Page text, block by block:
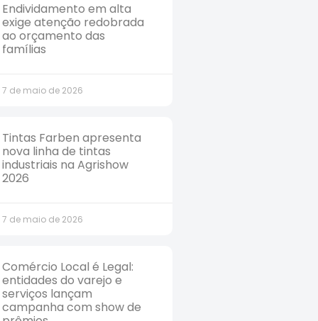
Endividamento em alta
exige atenção redobrada
ao orçamento das
famílias
7 de maio de 2026
Tintas Farben apresenta
nova linha de tintas
industriais na Agrishow
2026
7 de maio de 2026
Comércio Local é Legal:
entidades do varejo e
serviços lançam
campanha com show de